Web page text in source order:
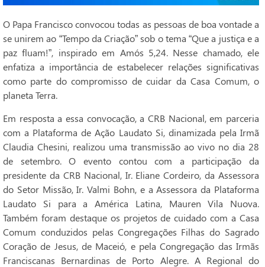
O Papa Francisco convocou todas as pessoas de boa vontade a
se unirem ao “Tempo da Criação” sob o tema “Que a justiça e a
paz fluam!”, inspirado em Amós 5,24. Nesse chamado, ele
enfatiza a importância de estabelecer relações significativas
como parte do compromisso de cuidar da Casa Comum, o
planeta Terra.
Em resposta a essa convocação, a CRB Nacional, em parceria
com a Plataforma de Ação Laudato Si, dinamizada pela Irmã
Claudia Chesini, realizou uma transmissão ao vivo no dia 28
de setembro. O evento contou com a participação da
presidente da CRB Nacional, Ir. Eliane Cordeiro, da Assessora
do Setor Missão, Ir. Valmi Bohn, e a Assessora da Plataforma
Laudato Si para a América Latina, Mauren Vila Nuova.
Também foram destaque os projetos de cuidado com a Casa
Comum conduzidos pelas Congregações Filhas do Sagrado
Coração de Jesus, de Maceió, e pela Congregação das Irmãs
Franciscanas Bernardinas de Porto Alegre. A Regional do